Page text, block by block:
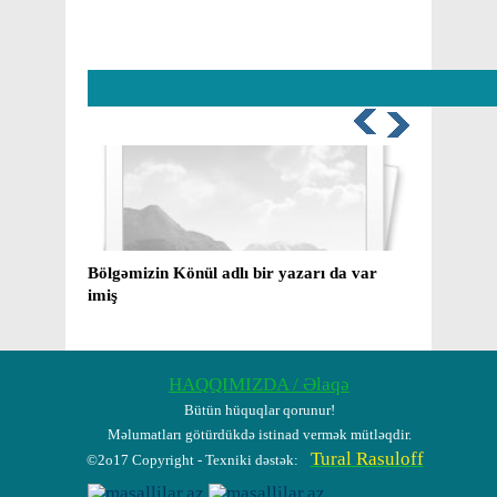
Bölgəmizin Könül adlı bir yazarı da var
imiş
HAQQIMIZDA / Əlaqə
Bütün hüquqlar qorunur!
Məlumatları götürdükdə istinad vermək mütləqdir.
©2o17 Copyright - Texniki dəstək:
Tural Rasuloff